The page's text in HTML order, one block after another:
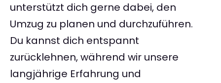
unterstützt dich gerne dabei, den
Umzug zu planen und durchzuführen.
Du kannst dich entspannt
zurücklehnen, während wir unsere
langjährige Erfahrung und